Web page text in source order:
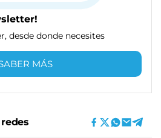
desde donde necesites
MÁS